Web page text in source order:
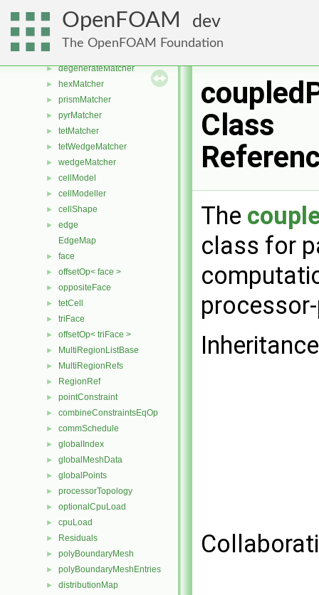
OpenFOAM dev
The OpenFOAM Foundation
► meshObjects
► cell
►
► degenerateMatcher
► hexMatcher
► prismMatcher
► pyrMatcher
► tetMatcher
► tetWedgeMatcher
► wedgeMatcher
► cellModel
► cellModeller
► cellShape
►
edge
EdgeMap
► face
► offsetOp< face >
► oppositeFace
► tetCell
► triFace
► offsetOp< triFace >
► MultiRegionListBase
► MultiRegionRefs
► RegionRef
► pointConstraint
► combineConstraintsEqOp
► commSchedule
► globalIndex
► globalMeshData
► globalPoints
► processorTopology
► optionalCpuLoad
► cpuLoad
► Residuals
► polyBoundaryMesh
► polyBoundaryMeshEntries
► distributionMap
Class
The
class for